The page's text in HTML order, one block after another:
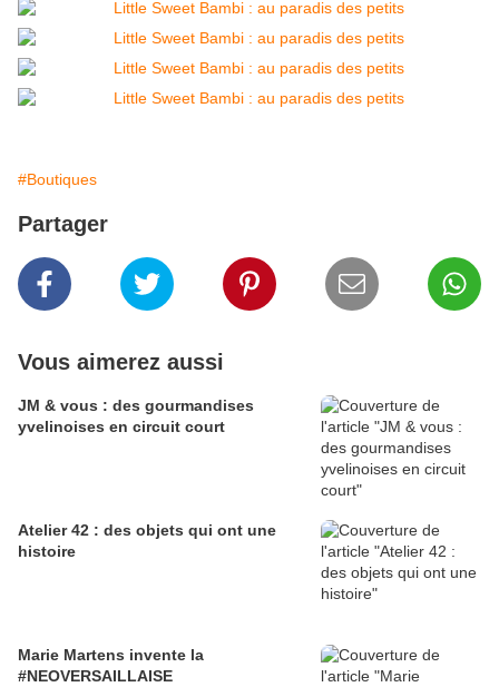
#Boutiques
Partager
Vous aimerez aussi
JM & vous : des gourmandises
yvelinoises en circuit court
Atelier 42 : des objets qui ont une
histoire
Marie Martens invente la
#NEOVERSAILLAISE